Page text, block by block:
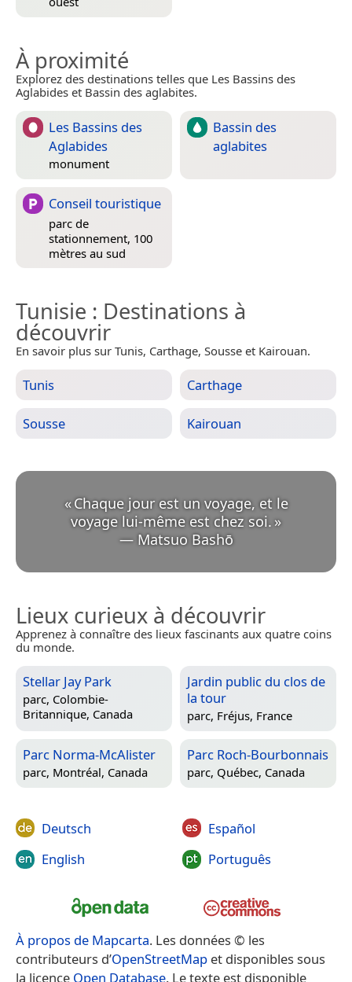
À proximité
Explorez des destinations telles que Les Bassins des
Aglabides et Bassin des aglabites.
Les Bassins des
Aglabides
monument
Bassin des
aglabites
Conseil touristique
parc de
stationnement, 100
mètres au sud
Tunisie : Destinations à
découvrir
En savoir plus sur Tunis, Carthage, Sousse et Kairouan.
Tunis Carthage
Sousse Kairouan
«Chaque jour est un voyage, et le
voyage lui-même est chez soi.
— Matsuo Bashō
Lieux curieux à découvrir
Apprenez à connaître des lieux fascinants aux quatre coins
du monde.
Stellar Jay Park
parc, Colombie-
Britannique, Canada
Jardin public du clos de
la tour
parc, Fréjus, France
Parc Norma-McAlister
parc, Montréal, Canada
Parc Roch-Bourbonnais
parc, Québec, Canada
Deutsch
English
Español
Português
À propos de Mapcarta. Les données © les
contributeurs d’OpenStreetMap et disponibles sous
la licence Open Database. Le texte est disponible